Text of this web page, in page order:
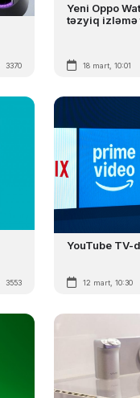
3370
Yeni Oppo
təzyiq izləmə
18 mart, 10:01
3553
YouTube TV-
12 mart, 10:30